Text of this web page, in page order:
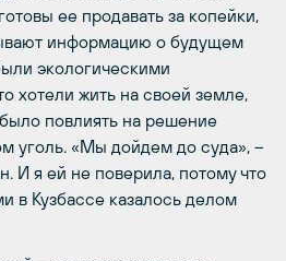
ее продавать за копейки,
информацию о будущем
экологическими
хотели жить на своей земле,
повлиять на решение
уголь. «Мы дойдем до суда», –
И я ей не поверила, потому что
в Кузбассе казалось делом